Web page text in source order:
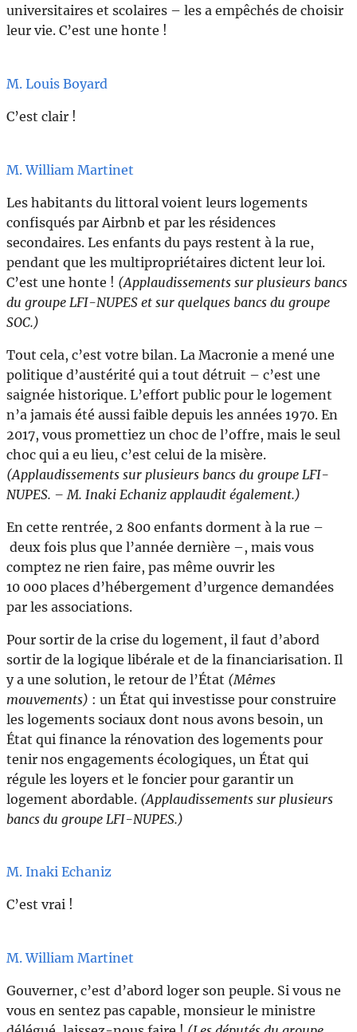
universitaires et scolaires – les a empêchés de choisir
leur vie. C’est une honte !
M. Louis Boyard
C’est clair !
M. William Martinet
Les habitants du littoral voient leurs logements
confisqués par Airbnb et par les résidences
secondaires. Les enfants du pays restent à la rue,
pendant que les multipropriétaires dictent leur loi.
C’est une honte ! (Applaudissements sur plusieurs bancs
du groupe LFI-NUPES et sur quelques bancs du groupe
SOC.)
Tout cela, c’est votre bilan. La Macronie a mené une
politique d’austérité qui a tout détruit – c’est une
saignée historique. L’effort public pour le logement
n’a jamais été aussi faible depuis les années 1970. En
2017, vous promettiez un choc de l’offre, mais le seul
choc qui a eu lieu, c’est celui de la misère.
(Applaudissements sur plusieurs bancs du groupe LFI-
NUPES. – M. Inaki Echaniz applaudit également.)
En cette rentrée, 2 800 enfants dorment à la rue –
deux fois plus que l’année dernière –, mais vous
comptez ne rien faire, pas même ouvrir les
10 000 places d’hébergement d’urgence demandées
par les associations.
Pour sortir de la crise du logement, il faut d’abord
sortir de la logique libérale et de la financiarisation. Il
y a une solution, le retour de l’État (Mêmes
mouvements) : un État qui investisse pour construire
les logements sociaux dont nous avons besoin, un
État qui finance la rénovation des logements pour
tenir nos engagements écologiques, un État qui
régule les loyers et le foncier pour garantir un
logement abordable. (Applaudissements sur plusieurs
bancs du groupe LFI-NUPES.)
M. Inaki Echaniz
C’est vrai !
M. William Martinet
Gouverner, c’est d’abord loger son peuple. Si vous ne
vous en sentez pas capable, monsieur le ministre